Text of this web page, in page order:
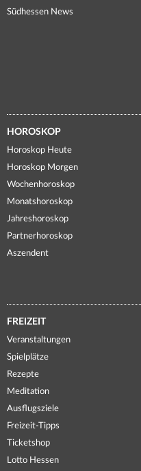
Südhessen News
HOROSKOP
Horoskop Heute
Horoskop Morgen
Wochenhoroskop
Monatshoroskop
Jahreshoroskop
Partnerhoroskop
Aszendent
FREIZEIT
Veranstaltungen
Spielplätze
Rezepte
Meditation
Ausflugsziele
Freizeit-Tipps
Ticketshop
Lotto Hessen